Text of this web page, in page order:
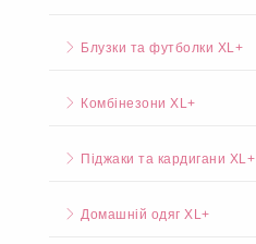
Блузки та футболки XL+
Комбінезони XL+
Піджаки та кардигани XL+
Домашній одяг XL+